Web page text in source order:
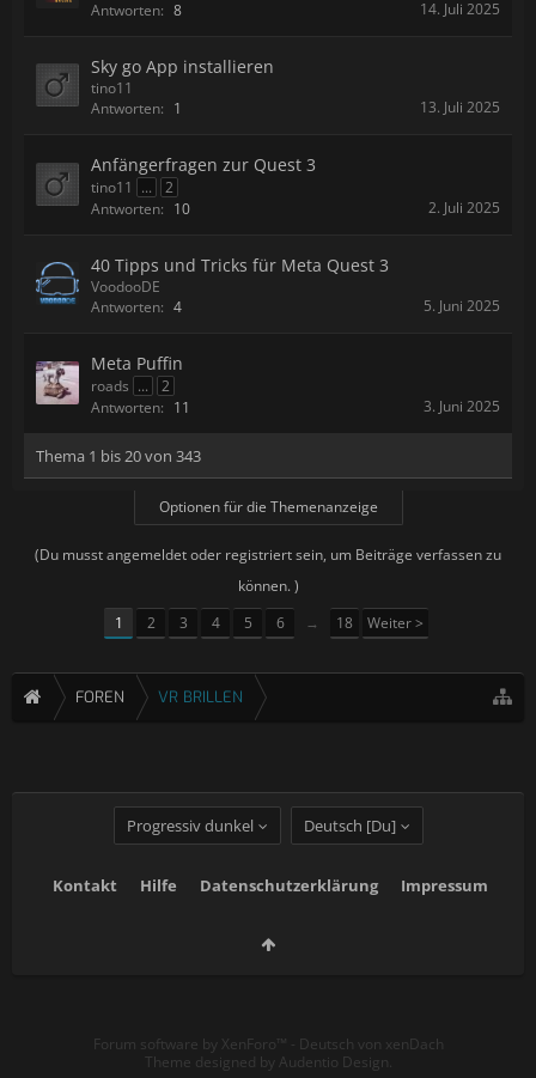
Antworten: 8 14. Juli 2025
Sky go App installieren
tino11
Antworten: 1 13. Juli 2025
Anfängerfragen zur Quest 3
tino11 ...
2
Antworten: 10 2. Juli 2025
40 Tipps und Tricks für Meta Quest 3
VoodooDE
Antworten: 4 5. Juni 2025
Meta Puffin
roads ...
2
Antworten: 11 3. Juni 2025
Thema 1 bis 20 von 343
Optionen für die Themenanzeige
(Du musst angemeldet oder registriert sein, um Beiträge verfassen zu
können. )
1
2 3 4 5 6 → 18 Weiter >
FOREN VR BRILLEN
Progressiv dunkel Deutsch [Du]
Kontakt Hilfe Datenschutzerklärung Impressum
Forum software by XenForo™ - Deutsch von xenDach
Theme designed by Audentio Design.